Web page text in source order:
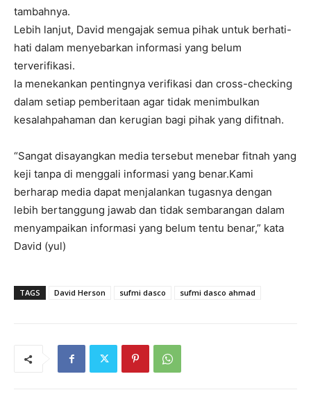
tambahnya.
Lebih lanjut, David mengajak semua pihak untuk berhati-
hati dalam menyebarkan informasi yang belum
terverifikasi.
Ia menekankan pentingnya verifikasi dan cross-checking
dalam setiap pemberitaan agar tidak menimbulkan
kesalahpahaman dan kerugian bagi pihak yang difitnah.
“Sangat disayangkan media tersebut menebar fitnah yang
keji tanpa di menggali informasi yang benar.Kami
berharap media dapat menjalankan tugasnya dengan
lebih bertanggung jawab dan tidak sembarangan dalam
menyampaikan informasi yang belum tentu benar,” kata
David (yul)
TAGS David Herson sufmi dasco sufmi dasco ahmad